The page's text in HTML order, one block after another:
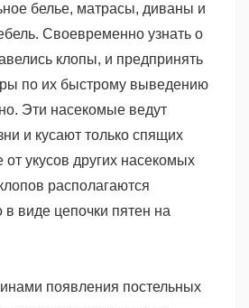
белье, матрасы, диваны и
Своевременно узнать о
клопы, и предпринять
по их быстрому выведению
Эти насекомые ведут
и кусают только спящих
укусов других насекомых
располагаются
в виде цепочки пятен на
появления постельных